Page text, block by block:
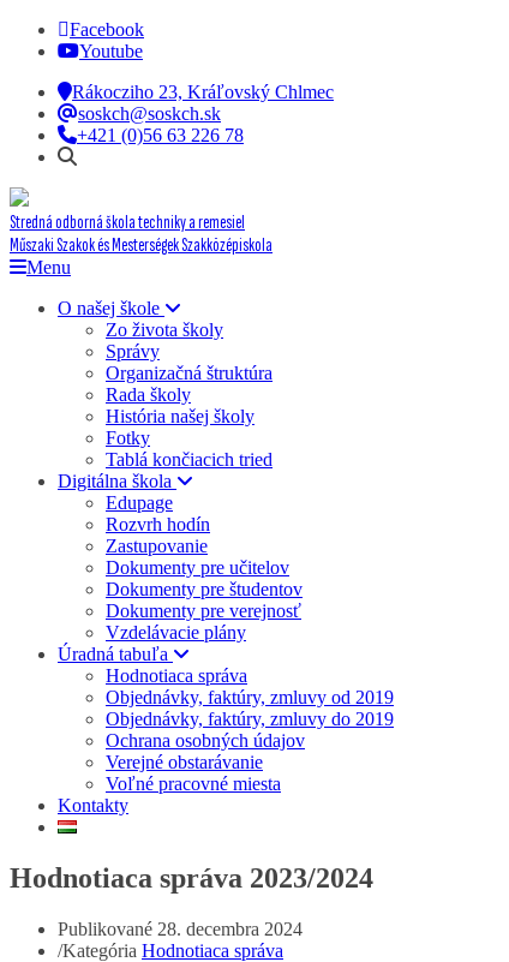
Facebook
Youtube
Rákocziho 23, Kráľovský Chlmec
soskch@soskch.sk
+421 (0)56 63 226 78
Stredná odborná škola techniky a remesiel
Műszaki Szakok és Mesterségek Szakközépiskola
Menu
O našej škole
Zo života školy
Správy
Organizačná štruktúra
Rada školy
História našej školy
Fotky
Tablá končiacich tried
Digitálna škola
Edupage
Rozvrh hodín
Zastupovanie
Dokumenty pre učitelov
Dokumenty pre študentov
Dokumenty pre verejnosť
Vzdelávacie plány
Úradná tabuľa
Hodnotiaca správa
Objednávky, faktúry, zmluvy od 2019
Objednávky, faktúry, zmluvy do 2019
Ochrana osobných údajov
Verejné obstarávanie
Voľné pracovné miesta
Kontakty
Hodnotiaca správa 2023/2024
Publikované 28. decembra 2024
/Kategória Hodnotiaca správa